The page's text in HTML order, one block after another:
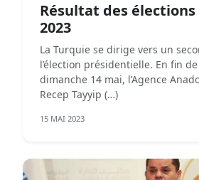
Résultat des
2023
La Turquie se dirige vers un
l’élection présidentielle. En fin
dimanche 14 mai, l’Agence
Recep Tayyip (…)
15 MAI 2023